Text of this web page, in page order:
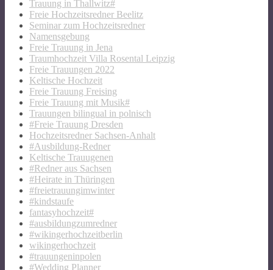
Trauung in Thallwitz#
Freie Hochzeitsredner Beelitz
Seminar zum Hochzeitsredner
Namensgebung
Freie Trauung in Jena
Traumhochzeit Villa Rosental Leipzig
Freie Trauungen 2022
Keltische Hochzeit
Freie Trauung Freising
Freie Trauung mit Musik#
Trauungen bilingual in polnisch
#Freie Trauung Dresden
Hochzeitsredner Sachsen-Anhalt
#Ausbildung-Redner
Keltische Trauugenen
#Redner aus Sachsen
#Heirate in Thüringen
#freietrauungimwinter
#kindstaufe
fantasyhochzeit#
#ausbildungzumredner
#wikingerhochzeitberlin
wikingerhochzeit
#trauungeninpolen
#Wedding Planner